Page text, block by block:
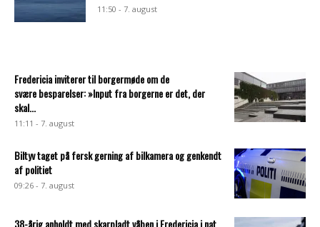
11:50 - 7. august
Fredericia inviterer til borgermøde om de
svære besparelser: »Input fra borgerne er det, der
skal...
11:11 - 7. august
Biltyv taget på fersk gerning af bilkamera og genkendt
af politiet
09:26 - 7. august
38-årig anholdt med skarpladt våben i Fredericia i nat